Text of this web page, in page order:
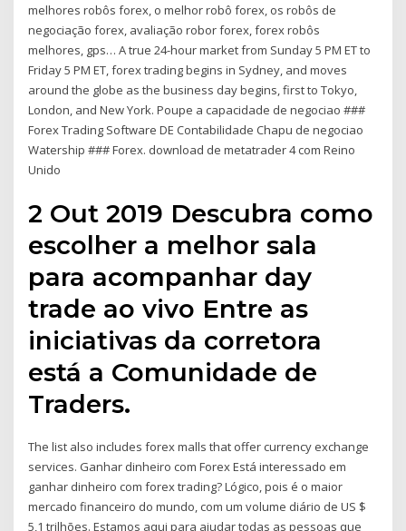
melhores robôs forex, o melhor robô forex, os robôs de
negociação forex, avaliação robor forex, forex robôs
melhores, gps… A true 24-hour market from Sunday 5 PM ET to
Friday 5 PM ET, forex trading begins in Sydney, and moves
around the globe as the business day begins, first to Tokyo,
London, and New York. Poupe a capacidade de negociao ###
Forex Trading Software DE Contabilidade Chapu de negociao
Watership ### Forex. download de metatrader 4 com Reino
Unido
2 Out 2019 Descubra como
escolher a melhor sala
para acompanhar day
trade ao vivo Entre as
iniciativas da corretora
está a Comunidade de
Traders.
The list also includes forex malls that offer currency exchange
services. Ganhar dinheiro com Forex Está interessado em
ganhar dinheiro com forex trading? Lógico, pois é o maior
mercado financeiro do mundo, com um volume diário de US $
5,1 trilhões. Estamos aqui para ajudar todas as pessoas que